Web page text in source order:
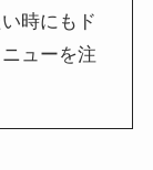
時にもド
ューを注